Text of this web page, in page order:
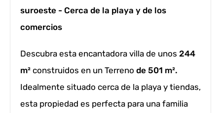
suroeste - Cerca de la playa y de los
comercios
Descubra esta encantadora villa de unos 244
m² construidos en un Terreno de 501 m².
Idealmente situado cerca de la playa y tiendas,
esta propiedad es perfecta para una familia